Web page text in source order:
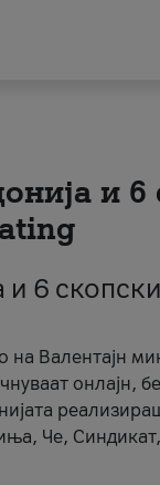
и
6
Валентајн
онлајн,
Че,